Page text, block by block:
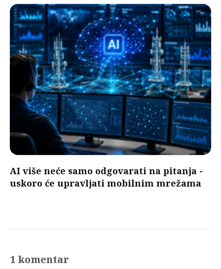
AI više neće samo odgovarati na pitanja -
uskoro će upravljati mobilnim mrežama
1 komentar